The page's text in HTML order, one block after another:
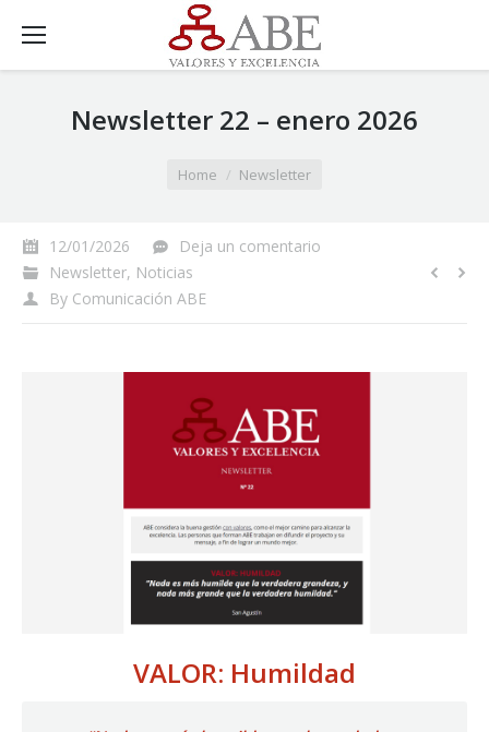
Newsletter 22 – enero 2026
Home Newsletter
12/01/2026
Deja un comentario
Newsletter, Noticias
By Comunicación ABE
VALOR: Humildad